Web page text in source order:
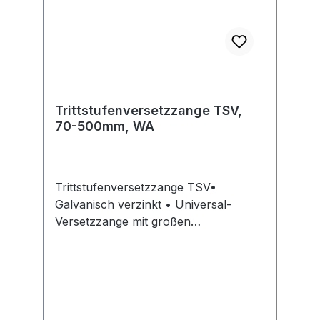
Trittstufenversetzzange TSV,
70-500mm, WA
Trittstufenversetzzange TSV•
Galvanisch verzinkt • Universal-
Versetzzange mit großen